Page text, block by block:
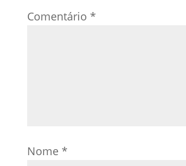
Comentário *
Nome *